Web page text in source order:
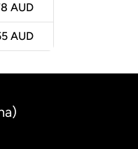
AUD
AUD